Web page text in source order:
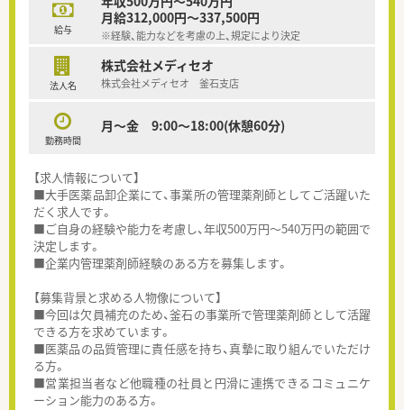
給与
月給312,000円～337,500円
※経験、能力などを考慮の上、規定により決定
法人名
株式会社メディセオ
株式会社メディセオ 釜石支店
勤務時間
月～金 9:00～18:00(休憩60分)
【求人情報について】
■大手医薬品卸企業にて、事業所の管理薬剤師としてご活躍いた
だく求人です。
■ご自身の経験や能力を考慮し、年収500万円～540万円の範囲で
決定します。
■企業内管理薬剤師経験のある方を募集します。
【募集背景と求める人物像について】
■今回は欠員補充のため、釜石の事業所で管理薬剤師として活躍
できる方を求めています。
■医薬品の品質管理に責任感を持ち、真摯に取り組んでいただけ
る方。
■営業担当者など他職種の社員と円滑に連携できるコミュニケ
ーション能力のある方。